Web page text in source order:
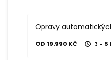
Opravy
OD 19.990 KČ 3 - 5